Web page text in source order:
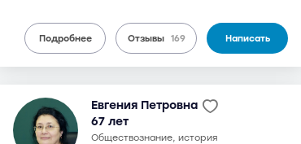
Подробнее Отзывы 169 Написать
Евгения Петровна
67 лет
обществознание, история